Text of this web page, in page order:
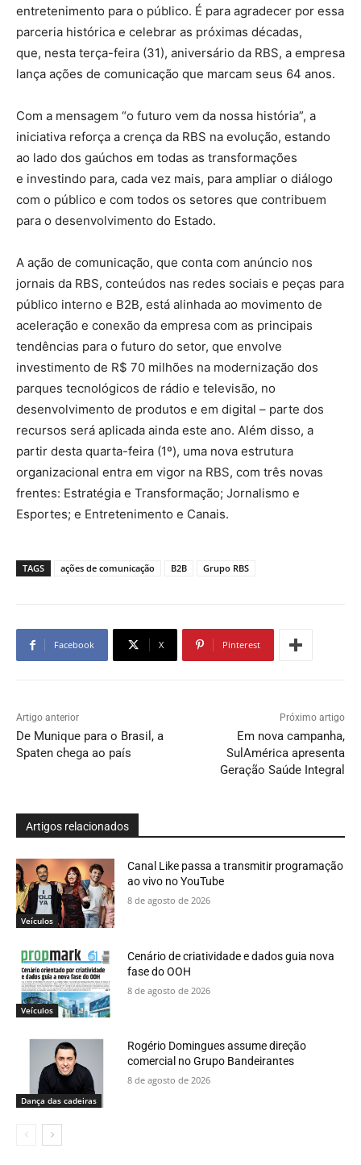
entretenimento para o público. É para agradecer por essa
parceria histórica e celebrar as próximas décadas,
que, nesta terça-feira (31), aniversário da RBS, a empresa
lança ações de comunicação que marcam seus 64 anos.
Com a mensagem “o futuro vem da nossa história”, a
iniciativa reforça a crença da RBS na evolução, estando
ao lado dos gaúchos em todas as transformações
e investindo para, cada vez mais, para ampliar o diálogo
com o público e com todos os setores que contribuem
para o desenvolvimento do Estado.
A ação de comunicação, que conta com anúncio nos
jornais da RBS, conteúdos nas redes sociais e peças para
público interno e B2B, está alinhada ao movimento de
aceleração e conexão da empresa com as principais
tendências para o futuro do setor, que envolve
investimento de R$ 70 milhões na modernização dos
parques tecnológicos de rádio e televisão, no
desenvolvimento de produtos e em digital – parte dos
recursos será aplicada ainda este ano. Além disso, a
partir desta quarta-feira (1º), uma nova estrutura
organizacional entra em vigor na RBS, com três novas
frentes: Estratégia e Transformação; Jornalismo e
Esportes; e Entretenimento e Canais.
TAGS ações de comunicação B2B Grupo RBS
Facebook X Pinterest
Artigo anterior
De Munique para o Brasil, a
Spaten chega ao país
Próximo artigo
Em nova campanha,
SulAmérica apresenta
Geração Saúde Integral
Artigos relacionados
Veículos
Canal Like passa a transmitir programação
ao vivo no YouTube
8 de agosto de 2026
Veículos
Cenário de criatividade e dados guia nova
fase do OOH
8 de agosto de 2026
Dança das cadeiras
Rogério Domingues assume direção
comercial no Grupo Bandeirantes
8 de agosto de 2026